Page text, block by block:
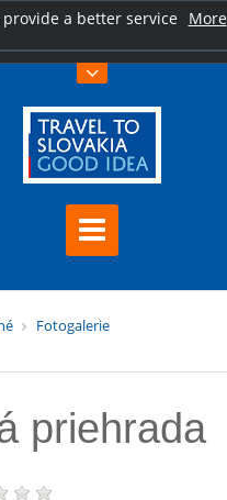
a better service More
Fotogalerie
priehrada